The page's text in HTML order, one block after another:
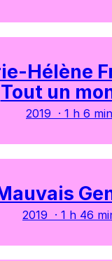
Hélène
Tout un
2019 · 1 h 6 min
2019 · 1 h 46